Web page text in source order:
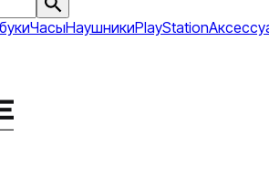
ЧасыНаушникиPlayStation